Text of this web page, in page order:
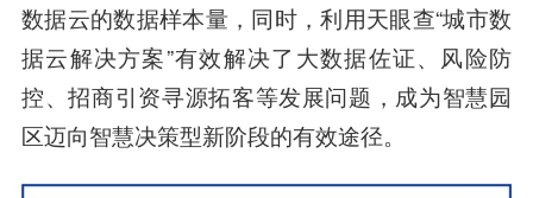
数据云的数据样本量，同时，利用天眼查“城市数
据云解决方案”有效解决了大数据佐证、风险防
控、招商引资寻源拓客等发展问题，成为智慧园
区迈向智慧决策型新阶段的有效途径。